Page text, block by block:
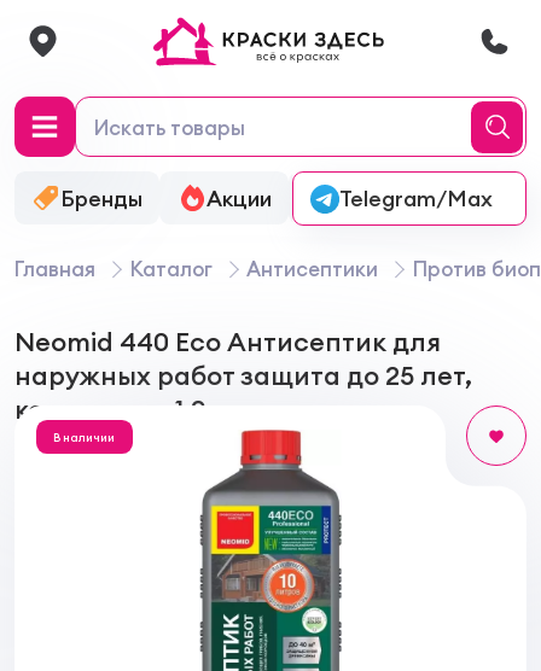
Бренды Акции Онлайн-колеровка
Telegram/Max
Главная Каталог Антисептики Против
Neomid 440 Eco Антисептик для
наружных работ защита до 25 лет,
концентрат 1:9
В наличии